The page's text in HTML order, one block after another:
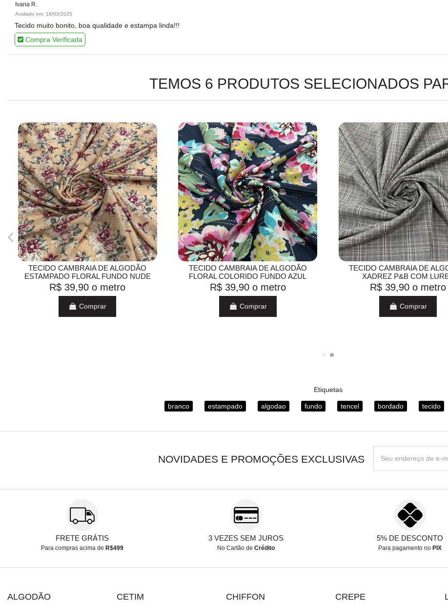
Ivana R.
Avaliado em: 18/03/2025
Tecido muito bonito, boa qualidade e estampa linda!!!
Compra Verificada
TEMOS 6 PRODUTOS SELECIONADOS
TECIDO CAMBRAIA DE ALGODÃO
ESTAMPADO FLORAL FUNDO NUDE
R$ 39,90 o metro
Comprar
TECIDO CAMBRAIA DE ALGODÃO
FLORAL COLORIDO FUNDO AZUL
R$ 39,90 o metro
Comprar
TECIDO CAMBRAIA DE
XADREZ P&B COM
R$ 39,90 o metro
Comprar
Etiquetas
branco estampado algodao fundo tencel bordado tecido
NOVIDADES E PROMOÇÕES EXCLUSIVAS
FRETE GRÁTIS
Para compras acima de R$499
3 VEZES SEM JUROS
No Cartão de Crédito
5% DE DESCONTO
Para pagamento no PIX
ALGODÃO CETIM CHIFFON CREPE